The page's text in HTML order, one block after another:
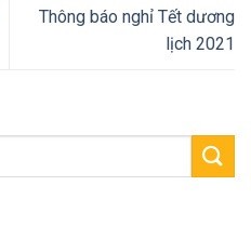
Thông báo nghỉ Tết dương
lịch 2021